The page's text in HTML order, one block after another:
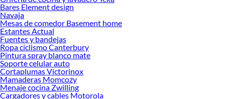
Herramientas, materiales y accesorios de calidad para tus proyectos y
renovación de espacios. ¡Visítanos y descubre todo lo que tenemos para
ofrecerte!
Encuentra una amplia variedad de productos de Ampolletas Inteligentes en
Sodimac. Encuentra todo lo necesario para tus proyectos de renovación y
decoración. ¡Visítanos y haz tus ideas realidad!
Bares Element design
Navaja
Mesas de comedor Basement home
Estantes Actual
Fuentes y bandejas
Ropa ciclismo Canterbury
Pintura spray blanco mate
Soporte celular auto
Cortaplumas Victorinox
Mamaderas Momcozy
Menaje cocina Zwilling
Cargadores y cables Motorola